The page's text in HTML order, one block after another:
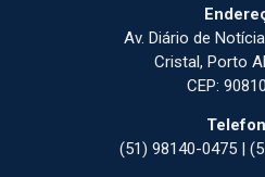
Av. Diário de
Cristal, Porto
CEP:
(51) 98140-0475 |